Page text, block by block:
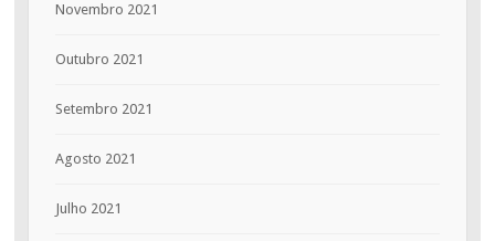
Novembro 2021
Outubro 2021
Setembro 2021
Agosto 2021
Julho 2021